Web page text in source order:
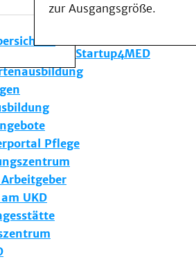
zur Ausgangsgröße.
am UKD
Lehre
Startup4MED
Pflege
UKD